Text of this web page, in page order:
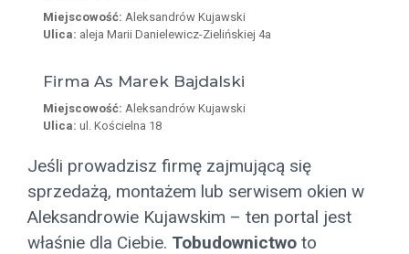
Miejscowość: Aleksandrów Kujawski
Ulica: aleja Marii Danielewicz-Zielińskiej 4a
Firma As Marek Bajdalski
Miejscowość: Aleksandrów Kujawski
Ulica: ul. Kościelna 18
Jeśli prowadzisz firmę zajmującą się
sprzedażą, montażem lub serwisem okien w
Aleksandrowie Kujawskim – ten portal jest
właśnie dla Ciebie. Tobudownictwo to